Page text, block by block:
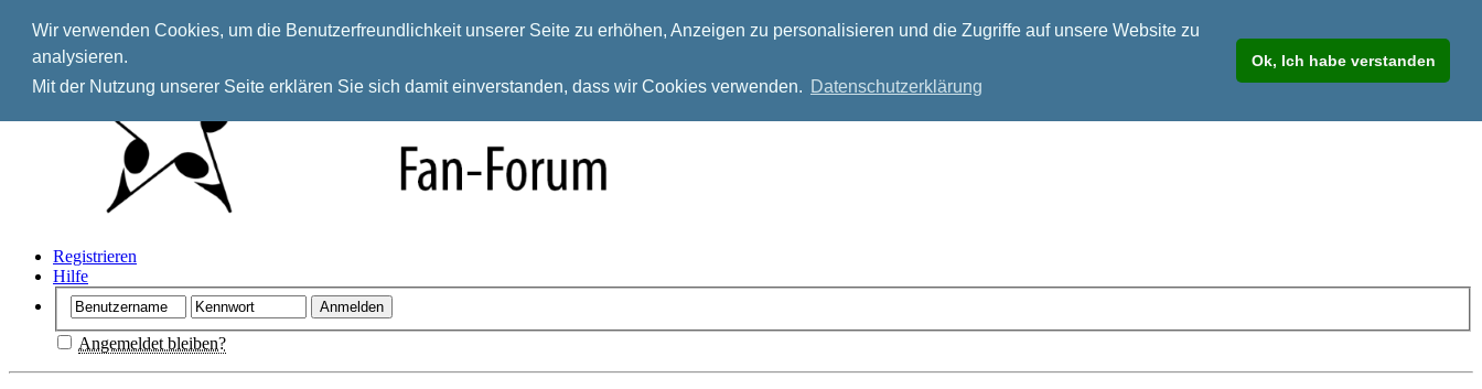
Wir verwenden Cookies, um die Benutzerfreundlichkeit unserer Seite zu erhöhen, Anzeigen zu personalisieren und die Zugriffe auf unsere Website zu
analysieren.
Mit der Nutzung unserer Seite erklären Sie sich damit einverstanden, dass wir Cookies verwenden. Datenschutzerklärung
Ok, Ich habe verstanden
Registrieren
Hilfe
Angemeldet bleiben?